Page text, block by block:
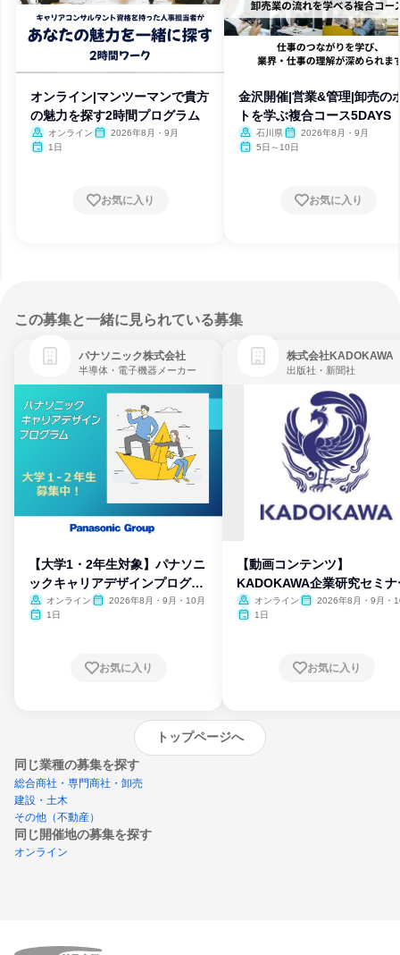
オンライン|マンツーマンで貴方
の魅力を探す2時間プログラム
オンライン
2026年8月・9月
1日
お気に入り
金沢開催|営業&管理|卸売の
トを学ぶ複合コース5DAYS
石川県
2026年8月・9月
5日～10日
お気に入り
この募集と一緒に見られている募集
パナソニック株式会社
半導体・電子機器メーカー
【大学1・2年生対象】パナソニ
ックキャリアデザインプログラ
ム
オンライン
2026年8月・9月・10月
1日
お気に入り
株式会社KADOKAWA
出版社・新聞社
【動画コンテンツ】
KADOKAWA企業研究セミナ
オンライン
2026年8月・9月・
1日
お気に入り
トップページへ
同じ業種の募集を探す
総合商社・専門商社・卸売
建設・土木
その他（不動産）
同じ開催地の募集を探す
オンライン